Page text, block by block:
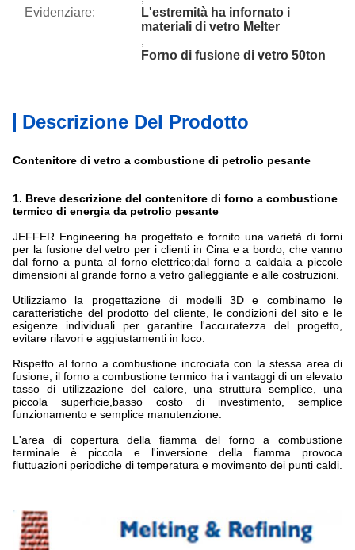
Evidenziare:
L'estremità ha infornato i
materiali di vetro Melter
,
Forno di fusione di vetro 50ton
Descrizione Del Prodotto
Contenitore di vetro a combustione di petrolio pesante
1. Breve descrizione del contenitore di forno a combustione
termico di energia da petrolio pesante
JEFFER Engineering ha progettato e fornito una varietà di forni
per la fusione del vetro per i clienti in Cina e a bordo, che vanno
dal forno a punta al forno elettrico;dal forno a caldaia a piccole
dimensioni al grande forno a vetro galleggiante e alle costruzioni.
Utilizziamo la progettazione di modelli 3D e combinamo le
caratteristiche del prodotto del cliente, le condizioni del sito e le
esigenze individuali per garantire l'accuratezza del progetto,
evitare rilavori e aggiustamenti in loco.
Rispetto al forno a combustione incrociata con la stessa area di
fusione, il forno a combustione termico ha i vantaggi di un elevato
tasso di utilizzazione del calore, una struttura semplice, una
piccola superficie,basso costo di investimento, semplice
funzionamento e semplice manutenzione.
L'area di copertura della fiamma del forno a combustione
terminale è piccola e l'inversione della fiamma provoca
fluttuazioni periodiche di temperatura e movimento dei punti caldi.